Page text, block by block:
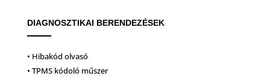
DIAGNOSZTIKAI BERENDEZÉSEK
• Hibakód olvasó
• TPMS kódoló műszer